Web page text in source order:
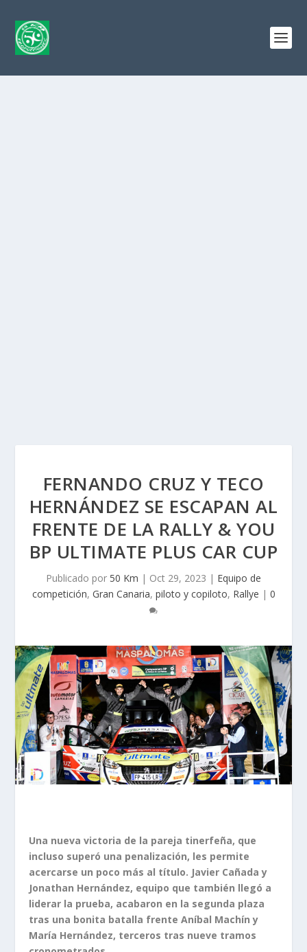
FERNANDO CRUZ Y TECO
HERNÁNDEZ SE ESCAPAN AL
FRENTE DE LA RALLY & YOU
BP ULTIMATE PLUS CAR CUP
Publicado por 50 Km | Oct 29, 2023 | Equipo de
competición, Gran Canaria, piloto y copiloto, Rallye | 0
Una nueva victoria de la pareja tinerfeña, que
incluso superó una penalización, les permite
acercarse un poco más al título. Javier Cañada y
Jonathan Hernández, equipo que también llegó a
liderar la prueba, acabaron en la segunda plaza
tras una bonita batalla frente Aníbal Machín y
María Hernández, terceros tras nueve tramos